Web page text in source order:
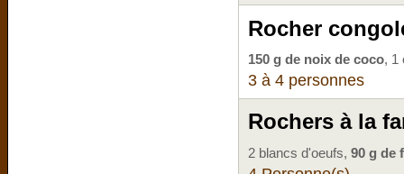
Rocher
150 g de noix de coco, 1
3 à 4 personnes
Rochers à la
2 blancs d'oeufs, 90 g de